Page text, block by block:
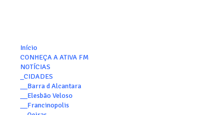
Início
CONHEÇA A ATIVA FM
NOTÍCIAS
_CIDADES
__Barra d Alcantara
__Elesbão Veloso
__Francinopolis